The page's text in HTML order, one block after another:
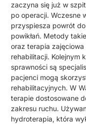
zaczyna się już w
po operacji. Wczesne
przyspiesza powrót
powikłań. Metody
oraz terapia
rehabilitacji. Kolejnym
sprawności są
pacjenci mogą
rehabilitacyjnych. W
terapie dostosowane
zakresu ruchu.
hydroterapia, która